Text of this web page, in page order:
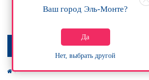
Ваш город Эль-Монте?
Да
Нет, выбрать другой
0Р
МЕНЮ